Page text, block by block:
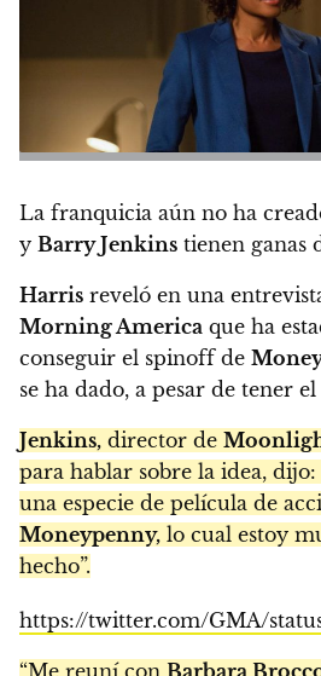
La franquicia aún no ha
y Barry Jenkins tienen ganas
Harris reveló en una
Morning America que ha
conseguir el spinoff de
se ha dado, a pesar de tener
Jenkins, director de
para hablar sobre la idea,
una especie de película de
Moneypenny, lo cual estoy
hecho”.
https://twitter.com/GMA/
“Me reuní con Barbara